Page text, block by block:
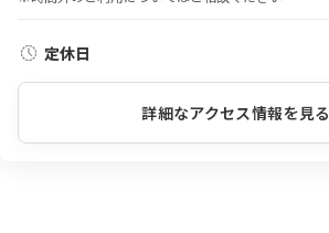
定休日
詳細なアクセス情報を見る